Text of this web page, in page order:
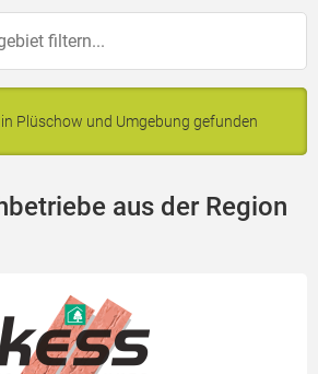
Plüschow und Umgebung gefunden
aus der Region